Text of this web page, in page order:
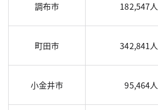
調布市 182,547人
町田市 342,841人
小金井市 95,464人